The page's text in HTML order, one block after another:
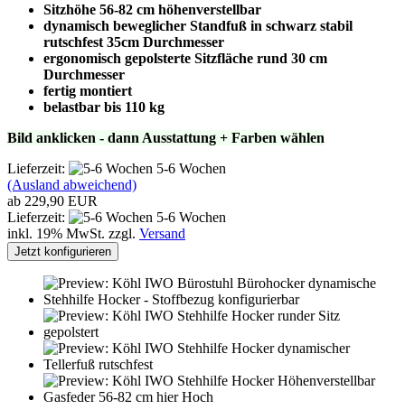
Sitzhöhe 56-82 cm höhenverstellbar
dynamisch beweglicher Standfuß in schwarz stabil
rutschfest 35cm Durchmesser
ergonomisch gepolsterte Sitzfläche rund 30 cm
Durchmesser
fertig montiert
belastbar bis 110 kg
Bild anklicken - dann Ausstattung + Farben wählen
Lieferzeit:
5-6 Wochen
(Ausland abweichend)
ab 229,90 EUR
Lieferzeit:
5-6 Wochen
inkl. 19% MwSt. zzgl. Versand
Jetzt konfigurieren